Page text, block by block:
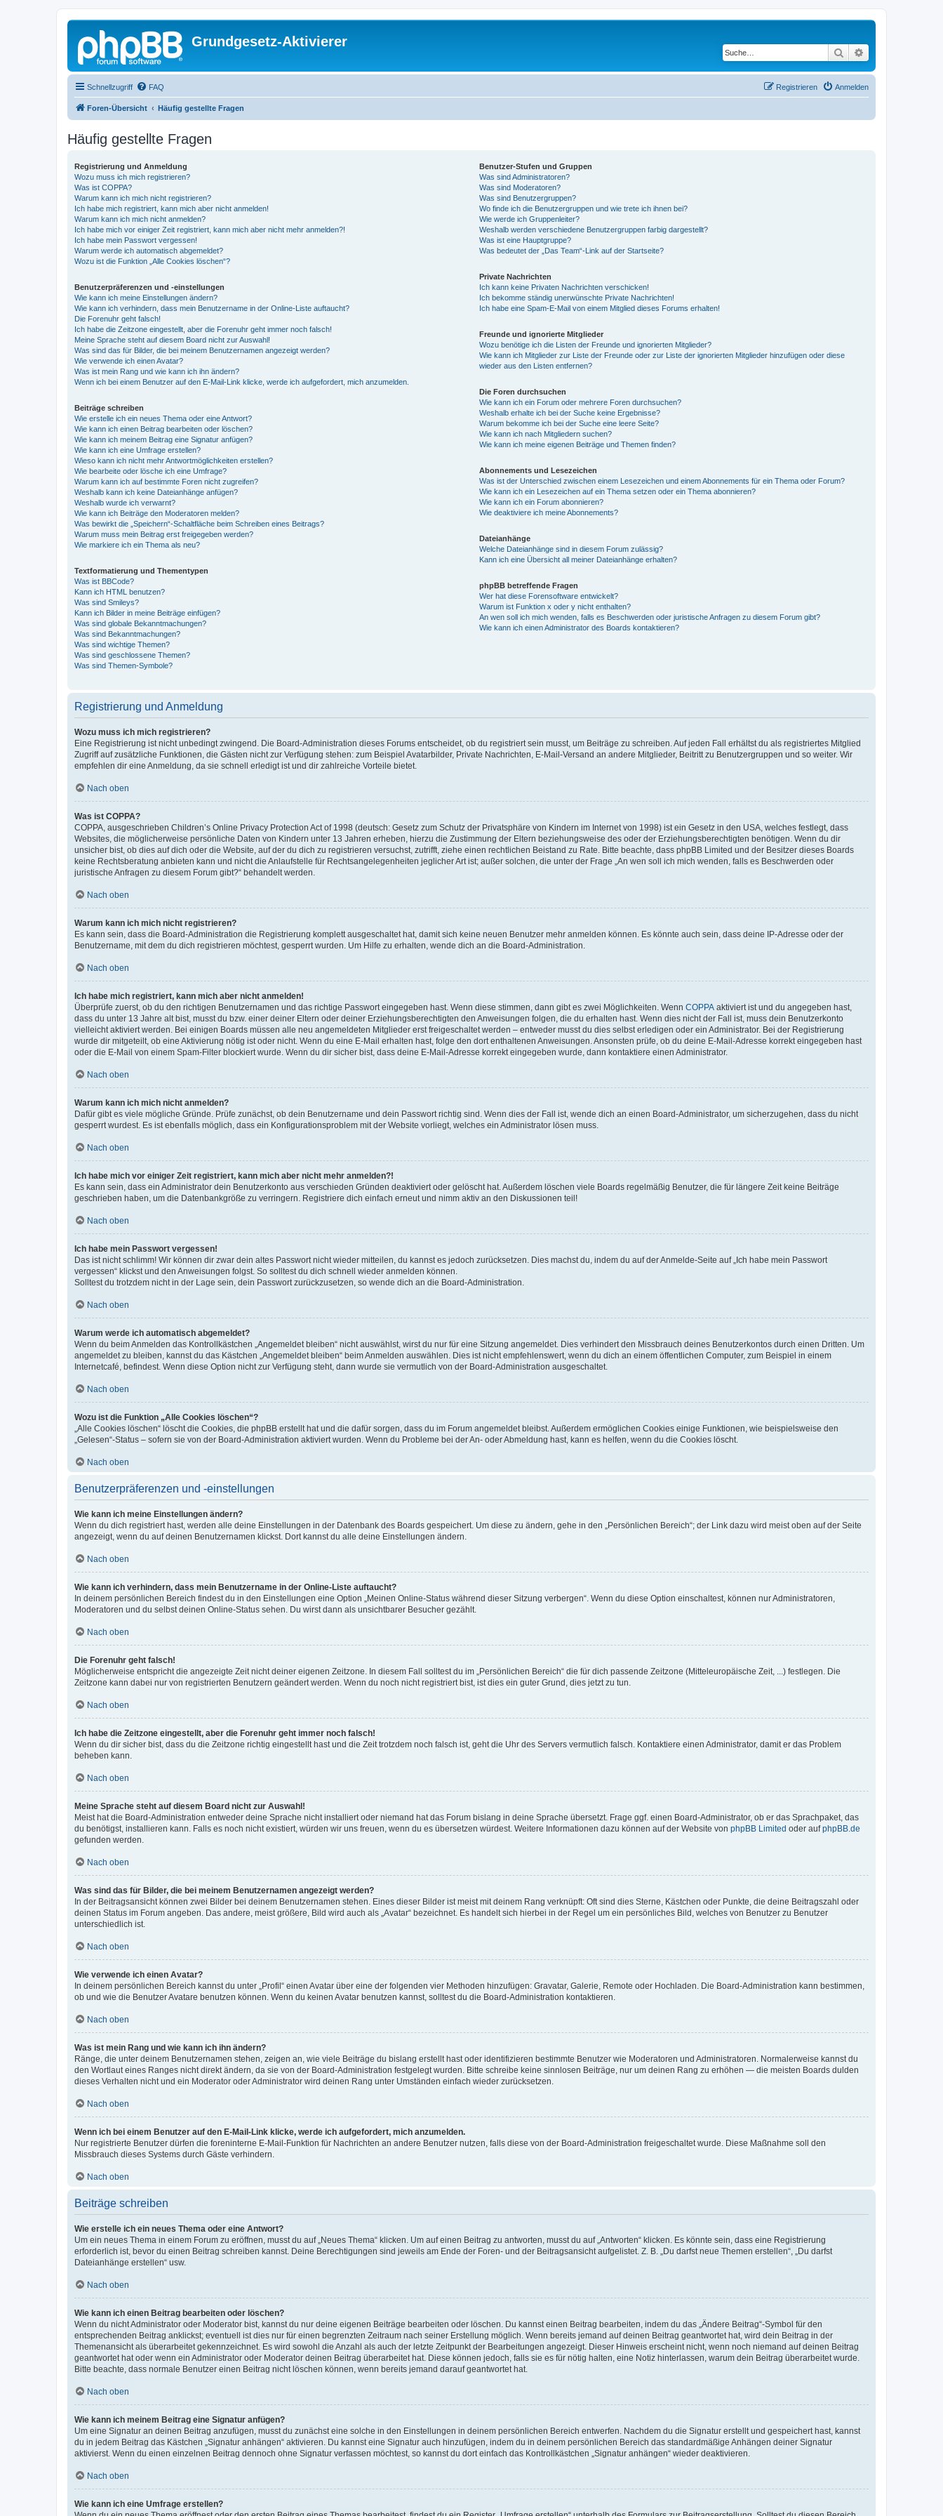
Grundgesetz-Aktivierer
Suche
Schnellzugriff FAQ Anmelden
Registrieren
Foren-Übersicht Häufig gestellte Fragen
Häufig gestellte Fragen
Registrierung und Anmeldung
Wozu muss ich mich registrieren?
Was ist COPPA?
Warum kann ich mich nicht registrieren?
Ich habe mich registriert, kann mich aber nicht anmelden!
Warum kann ich mich nicht anmelden?
Ich habe mich vor einiger Zeit registriert, kann mich aber nicht mehr anmelden?!
Ich habe mein Passwort vergessen!
Warum werde ich automatisch abgemeldet?
Wozu ist die Funktion „Alle Cookies löschen“?
Benutzerpräferenzen und -einstellungen
Wie kann ich meine Einstellungen ändern?
Wie kann ich verhindern, dass mein Benutzername in der Online-Liste auftaucht?
Die Forenuhr geht falsch!
Ich habe die Zeitzone eingestellt, aber die Forenuhr geht immer noch falsch!
Meine Sprache steht auf diesem Board nicht zur Auswahl!
Was sind das für Bilder, die bei meinem Benutzernamen angezeigt werden?
Wie verwende ich einen Avatar?
Was ist mein Rang und wie kann ich ihn ändern?
Wenn ich bei einem Benutzer auf den E-Mail-Link klicke, werde ich aufgefordert, mich anzumelden.
Beiträge schreiben
Wie erstelle ich ein neues Thema oder eine Antwort?
Wie kann ich einen Beitrag bearbeiten oder löschen?
Wie kann ich meinem Beitrag eine Signatur anfügen?
Wie kann ich eine Umfrage erstellen?
Wieso kann ich nicht mehr Antwortmöglichkeiten erstellen?
Wie bearbeite oder lösche ich eine Umfrage?
Warum kann ich auf bestimmte Foren nicht zugreifen?
Weshalb kann ich keine Dateianhänge anfügen?
Weshalb wurde ich verwarnt?
Wie kann ich Beiträge den Moderatoren melden?
Was bewirkt die „Speichern“-Schaltfläche beim Schreiben eines Beitrags?
Warum muss mein Beitrag erst freigegeben werden?
Wie markiere ich ein Thema als neu?
Textformatierung und Thementypen
Was ist BBCode?
Kann ich HTML benutzen?
Was sind Smileys?
Kann ich Bilder in meine Beiträge einfügen?
Was sind globale Bekanntmachungen?
Was sind Bekanntmachungen?
Was sind wichtige Themen?
Was sind geschlossene Themen?
Was sind Themen-Symbole?
Benutzer-Stufen und Gruppen
Was sind Administratoren?
Was sind Moderatoren?
Was sind Benutzergruppen?
Wo finde ich die Benutzergruppen und wie trete ich ihnen bei?
Wie werde ich Gruppenleiter?
Weshalb werden verschiedene Benutzergruppen farbig dargestellt?
Was ist eine Hauptgruppe?
Was bedeutet der „Das Team“-Link auf der Startseite?
Private Nachrichten
Ich kann keine Privaten Nachrichten verschicken!
Ich bekomme ständig unerwünschte Private Nachrichten!
Ich habe eine Spam-E-Mail von einem Mitglied dieses Forums erhalten!
Freunde und ignorierte Mitglieder
Wozu benötige ich die Listen der Freunde und ignorierten Mitglieder?
Wie kann ich Mitglieder zur Liste der Freunde oder zur Liste der ignorierten Mitglieder hinzufügen oder diese
wieder aus den Listen entfernen?
Die Foren durchsuchen
Wie kann ich ein Forum oder mehrere Foren durchsuchen?
Weshalb erhalte ich bei der Suche keine Ergebnisse?
Warum bekomme ich bei der Suche eine leere Seite?
Wie kann ich nach Mitgliedern suchen?
Wie kann ich meine eigenen Beiträge und Themen finden?
Abonnements und Lesezeichen
Was ist der Unterschied zwischen einem Lesezeichen und einem Abonnements für ein Thema oder Forum?
Wie kann ich ein Lesezeichen auf ein Thema setzen oder ein Thema abonnieren?
Wie kann ich ein Forum abonnieren?
Wie deaktiviere ich meine Abonnements?
Dateianhänge
Welche Dateianhänge sind in diesem Forum zulässig?
Kann ich eine Übersicht all meiner Dateianhänge erhalten?
phpBB betreffende Fragen
Wer hat diese Forensoftware entwickelt?
Warum ist Funktion x oder y nicht enthalten?
An wen soll ich mich wenden, falls es Beschwerden oder juristische Anfragen zu diesem Forum gibt?
Wie kann ich einen Administrator des Boards kontaktieren?
Registrierung und Anmeldung
Wozu muss ich mich registrieren?
Eine Registrierung ist nicht unbedingt zwingend. Die Board-Administration dieses Forums entscheidet, ob du registriert sein musst, um Beiträge zu schreiben. Auf jeden Fall erhältst du als registriertes Mitglied
Zugriff auf zusätzliche Funktionen, die Gästen nicht zur Verfügung stehen: zum Beispiel Avatarbilder, Private Nachrichten, E-Mail-Versand an andere Mitglieder, Beitritt zu Benutzergruppen und so weiter. Wir
empfehlen dir eine Anmeldung, da sie schnell erledigt ist und dir zahlreiche Vorteile bietet.
Nach oben
Was ist COPPA?
COPPA, ausgeschrieben Children’s Online Privacy Protection Act of 1998 (deutsch: Gesetz zum Schutz der Privatsphäre von Kindern im Internet von 1998) ist ein Gesetz in den USA, welches festlegt, dass
Websites, die möglicherweise persönliche Daten von Kindern unter 13 Jahren erheben, hierzu die Zustimmung der Eltern beziehungsweise des oder der Erziehungsberechtigten benötigen. Wenn du dir
unsicher bist, ob dies auf dich oder die Website, auf der du dich zu registrieren versuchst, zutrifft, ziehe einen rechtlichen Beistand zu Rate. Bitte beachte, dass phpBB Limited und der Besitzer dieses Boards
keine Rechtsberatung anbieten kann und nicht die Anlaufstelle für Rechtsangelegenheiten jeglicher Art ist; außer solchen, die unter der Frage „An wen soll ich mich wenden, falls es Beschwerden oder
juristische Anfragen zu diesem Forum gibt?“ behandelt werden.
Nach oben
Warum kann ich mich nicht registrieren?
Es kann sein, dass die Board-Administration die Registrierung komplett ausgeschaltet hat, damit sich keine neuen Benutzer mehr anmelden können. Es könnte auch sein, dass deine IP-Adresse oder der
Benutzername, mit dem du dich registrieren möchtest, gesperrt wurden. Um Hilfe zu erhalten, wende dich an die Board-Administration.
Nach oben
Ich habe mich registriert, kann mich aber nicht anmelden!
Überprüfe zuerst, ob du den richtigen Benutzernamen und das richtige Passwort eingegeben hast. Wenn diese stimmen, dann gibt es zwei Möglichkeiten. Wenn COPPA aktiviert ist und du angegeben hast,
dass du unter 13 Jahre alt bist, musst du bzw. einer deiner Eltern oder deiner Erziehungsberechtigten den Anweisungen folgen, die du erhalten hast. Wenn dies nicht der Fall ist, muss dein Benutzerkonto
vielleicht aktiviert werden. Bei einigen Boards müssen alle neu angemeldeten Mitglieder erst freigeschaltet werden – entweder musst du dies selbst erledigen oder ein Administrator. Bei der Registrierung
wurde dir mitgeteilt, ob eine Aktivierung nötig ist oder nicht. Wenn du eine E-Mail erhalten hast, folge den dort enthaltenen Anweisungen. Ansonsten prüfe, ob du deine E-Mail-Adresse korrekt eingegeben hast
oder die E-Mail von einem Spam-Filter blockiert wurde. Wenn du dir sicher bist, dass deine E-Mail-Adresse korrekt eingegeben wurde, dann kontaktiere einen Administrator.
Nach oben
Warum kann ich mich nicht anmelden?
Dafür gibt es viele mögliche Gründe. Prüfe zunächst, ob dein Benutzername und dein Passwort richtig sind. Wenn dies der Fall ist, wende dich an einen Board-Administrator, um sicherzugehen, dass du nicht
gesperrt wurdest. Es ist ebenfalls möglich, dass ein Konfigurationsproblem mit der Website vorliegt, welches ein Administrator lösen muss.
Nach oben
Ich habe mich vor einiger Zeit registriert, kann mich aber nicht mehr anmelden?!
Es kann sein, dass ein Administrator dein Benutzerkonto aus verschieden Gründen deaktiviert oder gelöscht hat. Außerdem löschen viele Boards regelmäßig Benutzer, die für längere Zeit keine Beiträge
geschrieben haben, um die Datenbankgröße zu verringern. Registriere dich einfach erneut und nimm aktiv an den Diskussionen teil!
Nach oben
Ich habe mein Passwort vergessen!
Das ist nicht schlimm! Wir können dir zwar dein altes Passwort nicht wieder mitteilen, du kannst es jedoch zurücksetzen. Dies machst du, indem du auf der Anmelde-Seite auf „Ich habe mein Passwort
vergessen“ klickst und den Anweisungen folgst. So solltest du dich schnell wieder anmelden können.
Solltest du trotzdem nicht in der Lage sein, dein Passwort zurückzusetzen, so wende dich an die Board-Administration.
Nach oben
Warum werde ich automatisch abgemeldet?
Wenn du beim Anmelden das Kontrollkästchen „Angemeldet bleiben“ nicht auswählst, wirst du nur für eine Sitzung angemeldet. Dies verhindert den Missbrauch deines Benutzerkontos durch einen Dritten. Um
angemeldet zu bleiben, kannst du das Kästchen „Angemeldet bleiben“ beim Anmelden auswählen. Dies ist nicht empfehlenswert, wenn du dich an einem öffentlichen Computer, zum Beispiel in einem
Internetcafé, befindest. Wenn diese Option nicht zur Verfügung steht, dann wurde sie vermutlich von der Board-Administration ausgeschaltet.
Nach oben
Wozu ist die Funktion „Alle Cookies löschen“?
„Alle Cookies löschen“ löscht die Cookies, die phpBB erstellt hat und die dafür sorgen, dass du im Forum angemeldet bleibst. Außerdem ermöglichen Cookies einige Funktionen, wie beispielsweise den
„Gelesen“-Status – sofern sie von der Board-Administration aktiviert wurden. Wenn du Probleme bei der An- oder Abmeldung hast, kann es helfen, wenn du die Cookies löscht.
Nach oben
Benutzerpräferenzen und -einstellungen
Wie kann ich meine Einstellungen ändern?
Wenn du dich registriert hast, werden alle deine Einstellungen in der Datenbank des Boards gespeichert. Um diese zu ändern, gehe in den „Persönlichen Bereich“; der Link dazu wird meist oben auf der Seite
angezeigt, wenn du auf deinen Benutzernamen klickst. Dort kannst du alle deine Einstellungen ändern.
Nach oben
Wie kann ich verhindern, dass mein Benutzername in der Online-Liste auftaucht?
In deinem persönlichen Bereich findest du in den Einstellungen eine Option „Meinen Online-Status während dieser Sitzung verbergen“. Wenn du diese Option einschaltest, können nur Administratoren,
Moderatoren und du selbst deinen Online-Status sehen. Du wirst dann als unsichtbarer Besucher gezählt.
Nach oben
Die Forenuhr geht falsch!
Möglicherweise entspricht die angezeigte Zeit nicht deiner eigenen Zeitzone. In diesem Fall solltest du im „Persönlichen Bereich“ die für dich passende Zeitzone (Mitteleuropäische Zeit, ...) festlegen. Die
Zeitzone kann dabei nur von registrierten Benutzern geändert werden. Wenn du noch nicht registriert bist, ist dies ein guter Grund, dies jetzt zu tun.
Nach oben
Ich habe die Zeitzone eingestellt, aber die Forenuhr geht immer noch falsch!
Wenn du dir sicher bist, dass du die Zeitzone richtig eingestellt hast und die Zeit trotzdem noch falsch ist, geht die Uhr des Servers vermutlich falsch. Kontaktiere einen Administrator, damit er das Problem
beheben kann.
Nach oben
Meine Sprache steht auf diesem Board nicht zur Auswahl!
Meist hat die Board-Administration entweder deine Sprache nicht installiert oder niemand hat das Forum bislang in deine Sprache übersetzt. Frage ggf. einen Board-Administrator, ob er das Sprachpaket, das
du benötigst, installieren kann. Falls es noch nicht existiert, würden wir uns freuen, wenn du es übersetzen würdest. Weitere Informationen dazu können auf der Website von phpBB Limited oder aufphpBB.de
gefunden werden.
Nach oben
Was sind das für Bilder, die bei meinem Benutzernamen angezeigt werden?
In der Beitragsansicht können zwei Bilder bei deinem Benutzernamen stehen. Eines dieser Bilder ist meist mit deinem Rang verknüpft: Oft sind dies Sterne, Kästchen oder Punkte, die deine Beitragszahl oder
deinen Status im Forum angeben. Das andere, meist größere, Bild wird auch als „Avatar“ bezeichnet. Es handelt sich hierbei in der Regel um ein persönliches Bild, welches von Benutzer zu Benutzer
unterschiedlich ist.
Nach oben
Wie verwende ich einen Avatar?
In deinem persönlichen Bereich kannst du unter „Profil“ einen Avatar über eine der folgenden vier Methoden hinzufügen: Gravatar, Galerie, Remote oder Hochladen. Die Board-Administration kann bestimmen,
ob und wie die Benutzer Avatare benutzen können. Wenn du keinen Avatar benutzen kannst, solltest du die Board-Administration kontaktieren.
Nach oben
Was ist mein Rang und wie kann ich ihn ändern?
Ränge, die unter deinem Benutzernamen stehen, zeigen an, wie viele Beiträge du bislang erstellt hast oder identifizieren bestimmte Benutzer wie Moderatoren und Administratoren. Normalerweise kannst du
den Wortlaut eines Ranges nicht direkt ändern, da sie von der Board-Administration festgelegt wurden. Bitte schreibe keine sinnlosen Beiträge, nur um deinen Rang zu erhöhen — die meisten Boards dulden
dieses Verhalten nicht und ein Moderator oder Administrator wird deinen Rang unter Umständen einfach wieder zurücksetzen.
Nach oben
Wenn ich bei einem Benutzer auf den E-Mail-Link klicke, werde ich aufgefordert, mich anzumelden.
Nur registrierte Benutzer dürfen die foreninterne E-Mail-Funktion für Nachrichten an andere Benutzer nutzen, falls diese von der Board-Administration freigeschaltet wurde. Diese Maßnahme soll den
Missbrauch dieses Systems durch Gäste verhindern.
Nach oben
Beiträge schreiben
Wie erstelle ich ein neues Thema oder eine Antwort?
Um ein neues Thema in einem Forum zu eröffnen, musst du auf „Neues Thema“ klicken. Um auf einen Beitrag zu antworten, musst du auf „Antworten“ klicken. Es könnte sein, dass eine Registrierung
erforderlich ist, bevor du einen Beitrag schreiben kannst. Deine Berechtigungen sind jeweils am Ende der Foren- und der Beitragsansicht aufgelistet. Z. B. „Du darfst neue Themen erstellen“, „Du darfst
Dateianhänge erstellen“ usw.
Nach oben
Wie kann ich einen Beitrag bearbeiten oder löschen?
Wenn du nicht Administrator oder Moderator bist, kannst du nur deine eigenen Beiträge bearbeiten oder löschen. Du kannst einen Beitrag bearbeiten, indem du das „Ändere Beitrag“-Symbol für den
entsprechenden Beitrag anklickst; eventuell ist dies nur für einen begrenzten Zeitraum nach seiner Erstellung möglich. Wenn bereits jemand auf deinen Beitrag geantwortet hat, wird dein Beitrag in der
Themenansicht als überarbeitet gekennzeichnet. Es wird sowohl die Anzahl als auch der letzte Zeitpunkt der Bearbeitungen angezeigt. Dieser Hinweis erscheint nicht, wenn noch niemand auf deinen Beitrag
geantwortet hat oder wenn ein Administrator oder Moderator deinen Beitrag überarbeitet hat. Diese können jedoch, falls sie es für nötig halten, eine Notiz hinterlassen, warum dein Beitrag überarbeitet wurde.
Bitte beachte, dass normale Benutzer einen Beitrag nicht löschen können, wenn bereits jemand darauf geantwortet hat.
Nach oben
Wie kann ich meinem Beitrag eine Signatur anfügen?
Um eine Signatur an deinen Beitrag anzufügen, musst du zunächst eine solche in den Einstellungen in deinem persönlichen Bereich entwerfen. Nachdem du die Signatur erstellt und gespeichert hast, kannst
du in jedem Beitrag das Kästchen „Signatur anhängen“ aktivieren. Du kannst eine Signatur auch hinzufügen, indem du in deinem persönlichen Bereich das standardmäßige Anhängen deiner Signatur
aktivierst. Wenn du einen einzelnen Beitrag dennoch ohne Signatur verfassen möchtest, so kannst du dort einfach das Kontrollkästchen „Signatur anhängen“ wieder deaktivieren.
Nach oben
Wie kann ich eine Umfrage erstellen?